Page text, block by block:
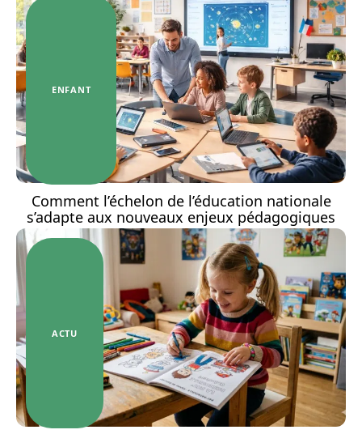
ENFANT
Comment l’échelon de l’éducation nationale
s’adapte aux nouveaux enjeux pédagogiques
ACTU